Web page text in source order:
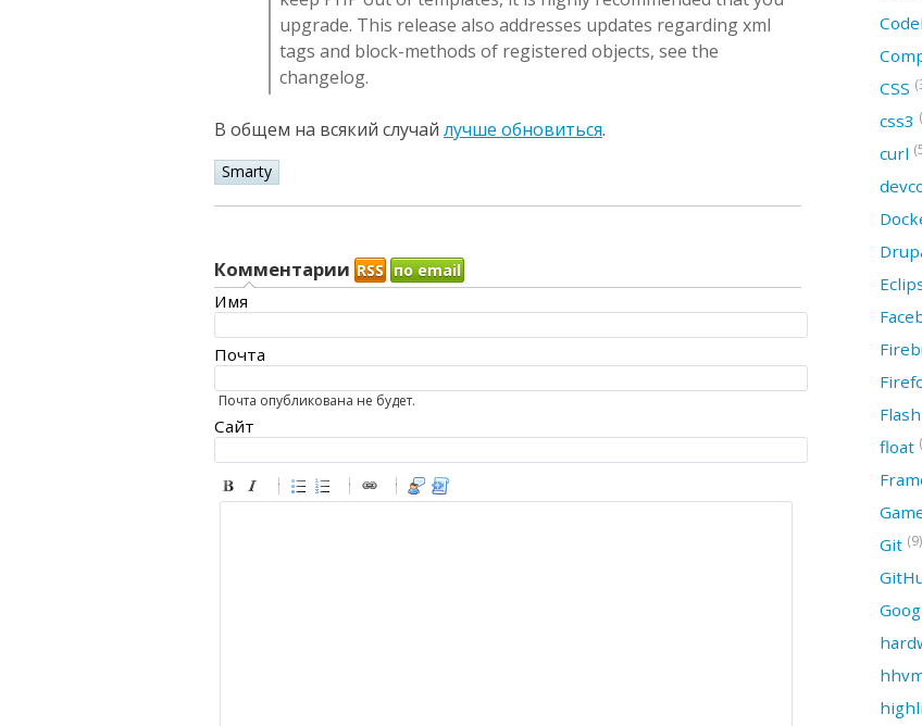
upgrade. This release also addresses updates regarding xml
tags and block-methods of registered objects, see the
changelog.
В общем на всякий случай лучше обновиться.
Smarty
Комментарии RSS по email
Имя
Почта
Почта опубликована не будет.
Сайт
-
-
-
-
-
-
CSS
css3
curl
Flash
float
Git (9)